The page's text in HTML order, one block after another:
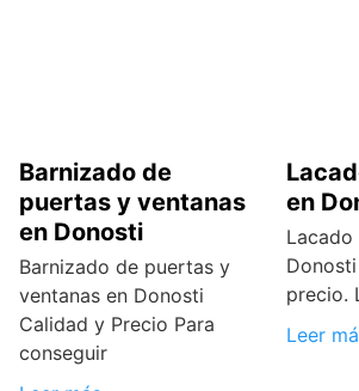
Barnizado de
puertas y ventanas
en Donosti
Barnizado de puertas y
ventanas en Donosti
Calidad y Precio Para
conseguir
en
precio.
Leer